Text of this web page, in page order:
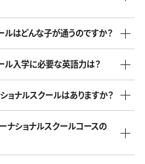
の年間費用は、学校や地域によ
万円から300万円が一般的です。
く、入学金、施設使用料、教材
が含まれる場合が多いです。さら
ールバス代など、別途かかる費用
向があります。
スクールをご検討の方で、学費
ルはどんな子が通うのですか？
の中で子供の多文化理解や英語
が選ぶ傾向があります。
には、多様なバックグラウンドを
国籍の子ども、日本と外国のハ
際的な教育を望む家庭の子どもが
帰国子女の生徒、将来的に海外
ル入学に必要な英語力は？
の子供の年齢によって基準は異な
の段階では、基本的な英語力があ
が多いですが、中学や高校では
とが一般的です。入学試験で英
ョナルスクールはありますか？
ショナルスクールがあり、費用
国際資格（海外の卒業資格）が取
ナショナルスクールコースの